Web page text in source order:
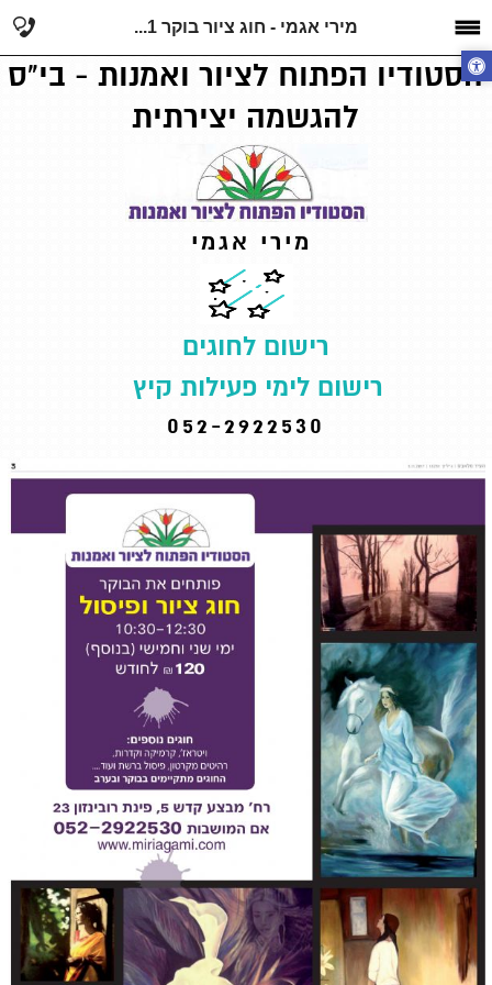
מירי אגמי - חוג ציור בוקר 1...
מירי אגמי
052-2922530
הסטודיו הפתוח לציור ואמנות - בי"ס
להגשמה יצירתית
רישום לחוגים
רישום לימי פעילות קיץ